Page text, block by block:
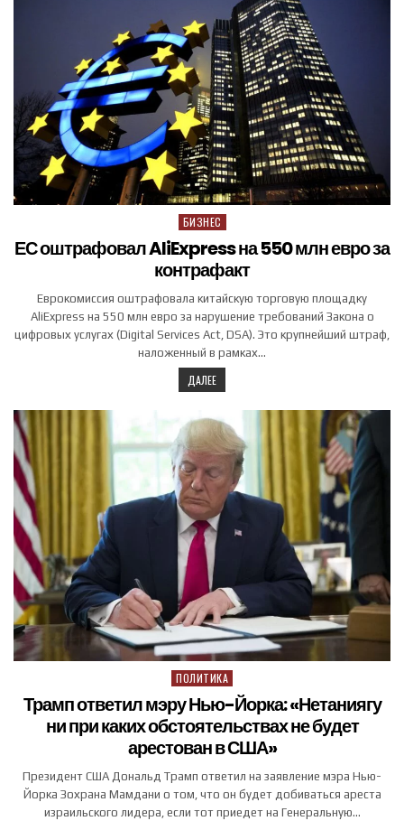
Posted in
БИЗНЕС
ЕС оштрафовал AliExpress на 550 млн евро за
контрафакт
Еврокомиссия оштрафовала китайскую торговую площадку
AliExpress на 550 млн евро за нарушение требований Закона о
цифровых услугах (Digital Services Act, DSA). Это крупнейший штраф,
наложенный в рамках…
ДАЛЕЕ
Posted in
ПОЛИТИКА
Трамп ответил мэру Нью-Йорка: «Нетаниягу
ни при каких обстоятельствах не будет
арестован в США»
Президент США Дональд Трамп ответил на заявление мэра Нью-
Йорка Зохрана Мамдани о том, что он будет добиваться ареста
израильского лидера, если тот приедет на Генеральную…